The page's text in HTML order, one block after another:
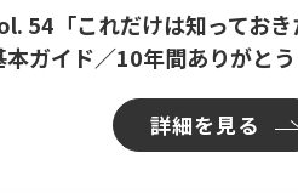
54「これだけは知ってお
本ガイド／10年間ありがとう
詳細を見る